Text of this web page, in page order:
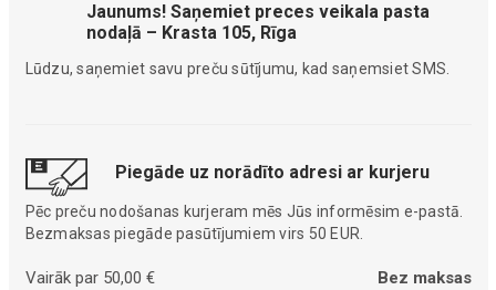
Jaunums! Saņemiet preces veikala pasta
nodaļā – Krasta 105, Rīga
Lūdzu, saņemiet savu preču sūtījumu, kad saņemsiet SMS.
Piegāde uz norādīto adresi ar kurjeru
Pēc preču nodošanas kurjeram mēs Jūs informēsim e-pastā.
Bezmaksas piegāde pasūtījumiem virs 50 EUR.
Vairāk par 50,00 € Bez maksas